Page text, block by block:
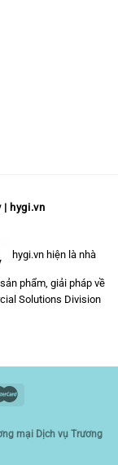
| hygi.vn
hygi.vn hiện là nhà
phẩm, giải pháp về
Solutions Division
mại Dịch vụ Trương